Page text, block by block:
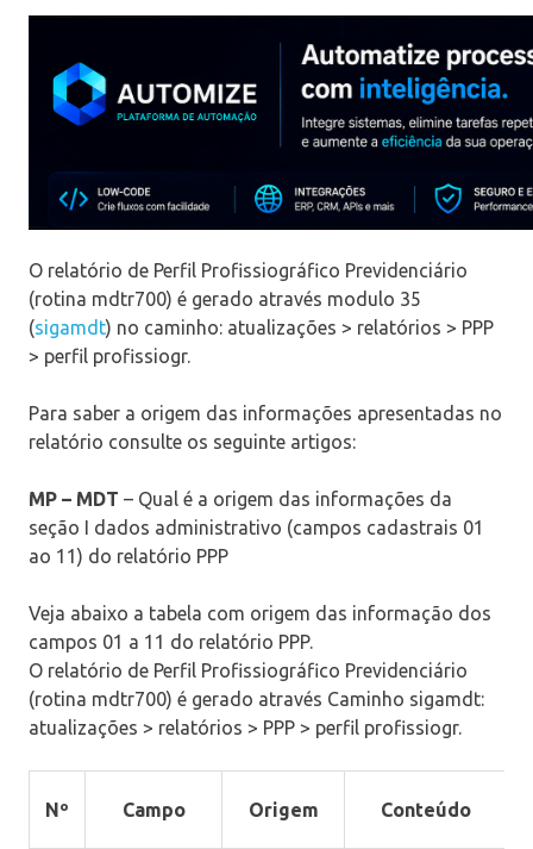
O relatório de Perfil Profissiográfico Previdenciário
(rotina mdtr700) é gerado através modulo 35
(sigamdt) no caminho: atualizações > relatórios > PPP
> perfil profissiogr.
Para saber a origem das informações apresentadas no
relatório consulte os seguinte artigos:
MP – MDT – Qual é a origem das informações da
seção I dados administrativo (campos cadastrais 01
ao 11) do relatório PPP
Veja abaixo a tabela com origem das informação dos
campos 01 a 11 do relatório PPP.
O relatório de Perfil Profissiográfico Previdenciário
(rotina mdtr700) é gerado através Caminho sigamdt:
atualizações > relatórios > PPP > perfil profissiogr.
Nº Campo Origem Conteúdo